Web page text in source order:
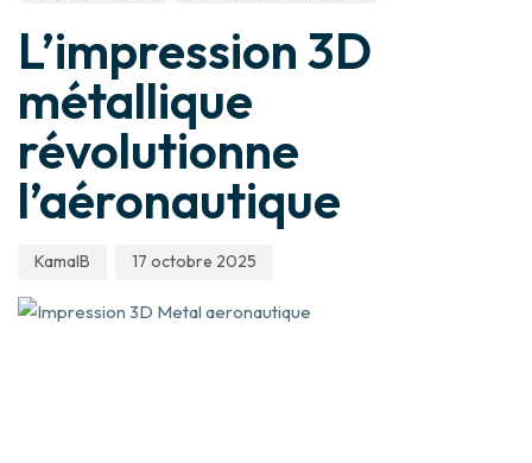
L’impression 3D
métallique
révolutionne
l’aéronautique
KamalB 17 octobre 2025